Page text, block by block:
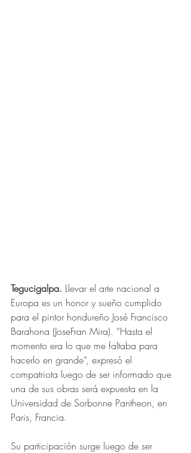
Tegucigalpa. Llevar el arte nacional a
Europa es un honor y sueño cumplido
para el pintor hondureño José Francisco
Barahona (JoseFran Mira). “Hasta el
momento era lo que me faltaba para
hacerlo en grande”, expresó el
compatriota luego de ser informado que
una de sus obras será expuesta en la
Universidad de Sorbonne Pantheon, en
Paris, Francia.
Su participación surge luego de ser